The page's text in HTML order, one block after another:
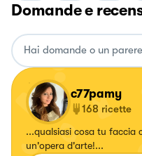
Domande e
c77pamy
168 ricette
...qualsiasi cosa tu faccia
un'opera d'arte!...